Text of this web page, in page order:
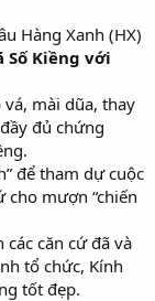
Hàng Xanh (HX)
Số Kiềng với
mài dũa, thay
đủ chứng
để tham dự cuộc
cho mượn “chiến
căn cứ đã và
tổ chức, Kính
tốt đẹp.